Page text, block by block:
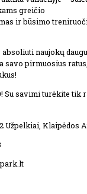
greičio
ir būsimo
naujokų
savo pirmuosius
Su savimi turėkite tik
Užpelkiai, Klaipėdos